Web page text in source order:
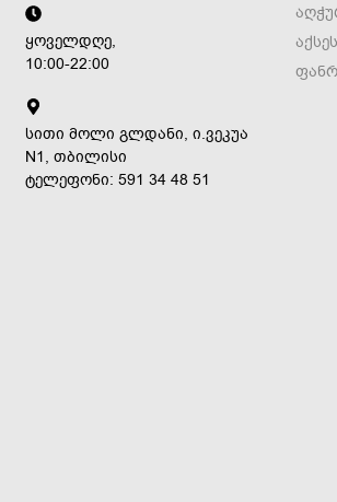
ყოველდღე,
10:00-22:00
სითი მოლი გლდანი, ი.ვეკუა
N1, თბილისი
ტელეფონი: 591 34 48 51